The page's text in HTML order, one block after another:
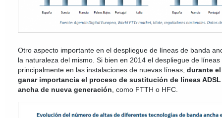
Otro aspecto importante en el despliegue de líneas de banda
la naturaleza del mismo. Si bien en 2014 el despliegue de
principalmente en las instalaciones de nuevas líneas, durante el
ganar importancia el proceso de sustitución de líneas
ancha de nueva generación , como FTTH o HFC.